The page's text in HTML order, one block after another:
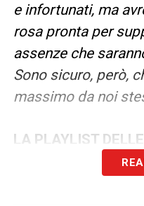
e infortunati, ma
rosa pronta per
assenze che
Sono sicuro, però,
massimo da noi
LA PLAYLIST